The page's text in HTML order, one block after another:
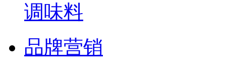
调味料
品牌营销